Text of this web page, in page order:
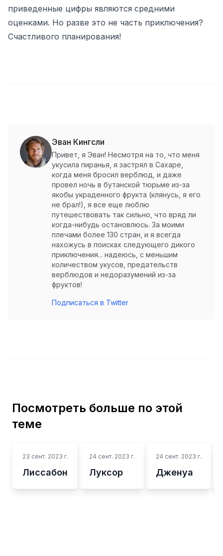
приведенные цифры являются средними
оценками. Но разве это не часть приключения?
Счастливого планирования!
Эван Кингсли
Привет, я Эван! Несмотря на то, что меня
укусила пиранья, я застрял в Сахаре,
когда меня бросил верблюд, и даже
провел ночь в бутанской тюрьме из-за
якобы украденного фрукта (клянусь, я его
не брал!), я все еще люблю
путешествовать так сильно, что вряд ли
когда-нибудь остановлюсь. За моими
плечами более 130 стран, и я всегда
нахожусь в поисках следующего дикого
приключения... надеюсь, с меньшим
количеством укусов, предательств
верблюдов и недоразумений из-за
фруктов!
Подписаться в Twitter
Посмотреть больше по этой
теме
23 сент. 2023 г.
Лиссабон
24 сент. 2023 г.
Луксор
24 сент. 2023 г.
Дженуа